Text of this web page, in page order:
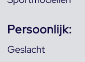
Persoonlijk:
Geslacht